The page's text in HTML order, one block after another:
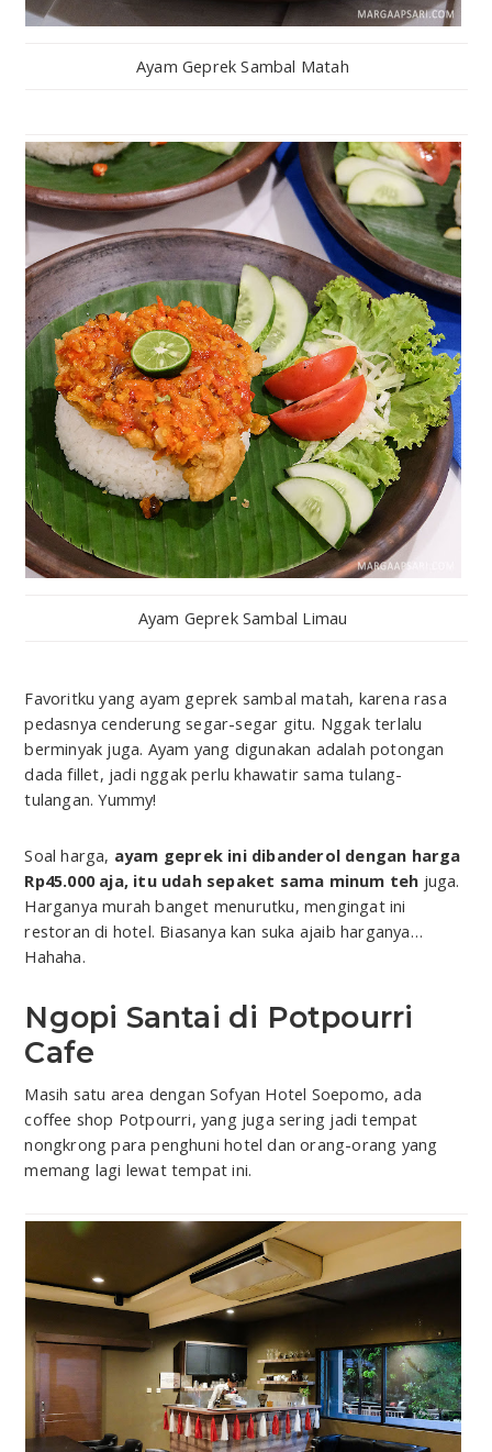
Ayam Geprek Sambal Matah
Ayam Geprek Sambal Limau
Favoritku yang ayam geprek sambal matah, karena rasa
pedasnya cenderung segar-segar gitu. Nggak terlalu
berminyak juga. Ayam yang digunakan adalah potongan
dada fillet, jadi nggak perlu khawatir sama tulang-
tulangan. Yummy!
Soal harga, ayam geprek ini dibanderol dengan harga
Rp45.000 aja, itu udah sepaket sama minum teh juga.
Harganya murah banget menurutku, mengingat ini
restoran di hotel. Biasanya kan suka ajaib harganya…
Hahaha.
Ngopi Santai di Potpourri
Cafe
Masih satu area dengan Sofyan Hotel Soepomo, ada
coffee shop Potpourri, yang juga sering jadi tempat
nongkrong para penghuni hotel dan orang-orang yang
memang lagi lewat tempat ini.